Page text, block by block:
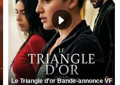
Le Triangle d'or Bande-annonce VF